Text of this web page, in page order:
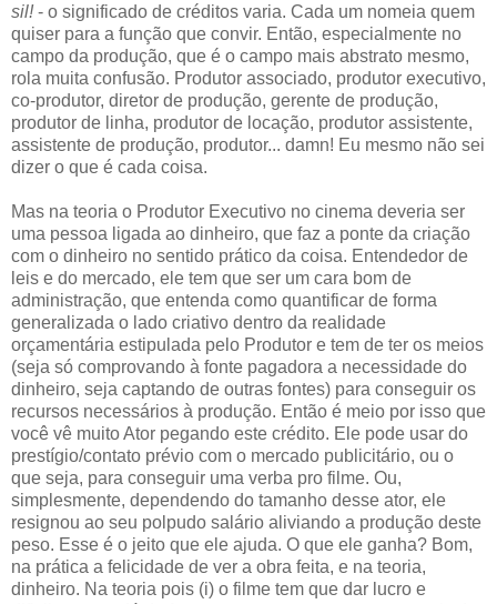
sil!- o significado de créditos varia. Cada um nomeia quem
quiser para a função que convir. Então, especialmente no
campo da produção, que é o campo mais abstrato mesmo,
rola muita confusão. Produtor associado, produtor executivo,
co-produtor, diretor de produção, gerente de produção,
produtor de linha, produtor de locação, produtor assistente,
assistente de produção, produtor... damn! Eu mesmo não sei
dizer o que é cada coisa.
Mas na teoria o Produtor Executivo no cinema deveria ser
uma pessoa ligada ao dinheiro, que faz a ponte da criação
com o dinheiro no sentido prático da coisa. Entendedor de
leis e do mercado, ele tem que ser um cara bom de
administração, que entenda como quantificar de forma
generalizada o lado criativo dentro da realidade
orçamentária estipulada pelo Produtor e tem de ter os meios
(seja só comprovando à fonte pagadora a necessidade do
dinheiro, seja captando de outras fontes) para conseguir os
recursos necessários à produção. Então é meio por isso que
você vê muito Ator pegando este crédito. Ele pode usar do
prestígio/contato prévio com o mercado publicitário, ou o
que seja, para conseguir uma verba pro filme. Ou,
simplesmente, dependendo do tamanho desse ator, ele
resignou ao seu polpudo salário aliviando a produção deste
peso. Esse é o jeito que ele ajuda. O que ele ganha? Bom,
na prática a felicidade de ver a obra feita, e na teoria,
dinheiro. Na teoria pois (i) o filme tem que dar lucro e